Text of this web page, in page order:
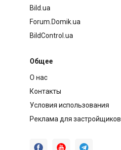
Bild.ua
Forum.Domik.ua
BildControl.ua
Общее
О нас
Контакты
Условия использования
Реклама для застройщиков
  